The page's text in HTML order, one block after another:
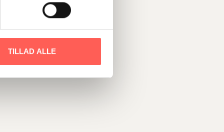
TILLAD ALLE
erfaringer og værktøjer jeg lærte
taknemmelig for den
haft på mit professionelle
meget jeg formår og givet